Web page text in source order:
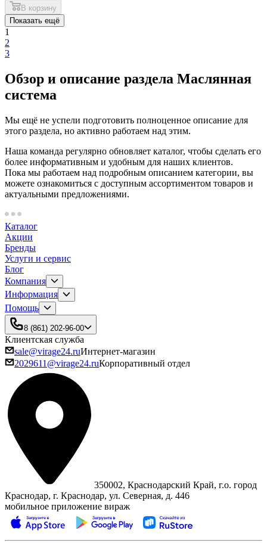
В корзину
Показать ещё
1
2
3
Обзор и описание раздела Маслянная
система
Мы ещё не успели подготовить полноценное описание для
этого раздела, но активно работаем над этим.
Наша команда регулярно обновляет каталог, чтобы сделать его
более информативным и удобным для наших клиентов.
Пока мы работаем над подробным описанием категории, вы
можете ознакомиться с доступным ассортиментом товаров и
актуальными предложениями.
Каталог
Акции
Бренды
Услуги и сервис
Блог
Компания
Информация
Помощь
8 (861) 202-96-00
Клиентская служба
sale@virage24.ruИнтернет-магазин
2029611@virage24.ruКорпоративный отдел
350002, Краснодарский Край, г.о. город
Краснодар, г. Краснодар, ул. Северная, д. 446
мобильное приложение вираж